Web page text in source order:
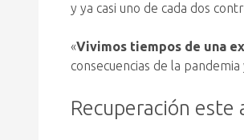
y ya casi uno de cada dos
«Vivimos tiempos de una
consecuencias de la
Recuperación